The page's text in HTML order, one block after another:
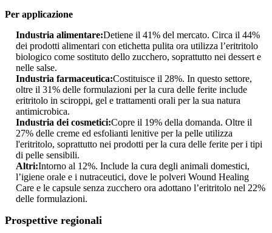
Per applicazione
Industria alimentare:Detiene il 41% del mercato. Circa il 44%
dei prodotti alimentari con etichetta pulita ora utilizza l’eritritolo
biologico come sostituto dello zucchero, soprattutto nei dessert e
nelle salse.
Industria farmaceutica:Costituisce il 28%. In questo settore,
oltre il 31% delle formulazioni per la cura delle ferite include
eritritolo in sciroppi, gel e trattamenti orali per la sua natura
antimicrobica.
Industria dei cosmetici:Copre il 19% della domanda. Oltre il
27% delle creme ed esfolianti lenitive per la pelle utilizza
l'eritritolo, soprattutto nei prodotti per la cura delle ferite per i tipi
di pelle sensibili.
Altri:Intorno al 12%. Include la cura degli animali domestici,
l’igiene orale e i nutraceutici, dove le polveri Wound Healing
Care e le capsule senza zucchero ora adottano l’eritritolo nel 22%
delle formulazioni.
Prospettive regionali